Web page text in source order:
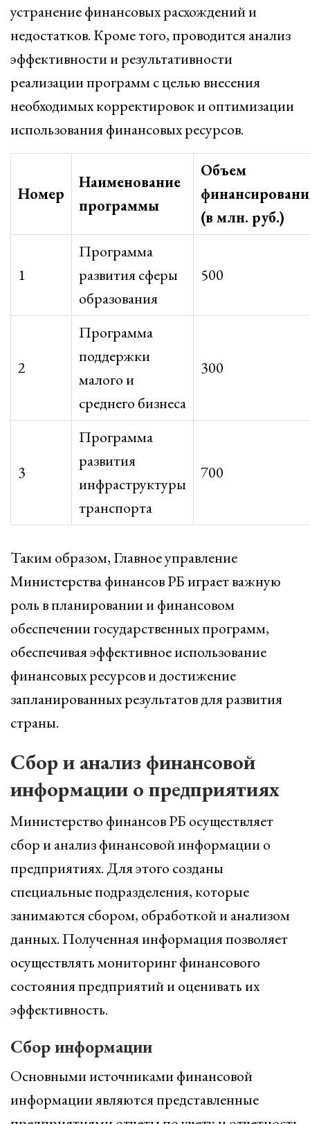
устранение финансовых расхождений и
недостатков. Кроме того, проводится анализ
эффективности и результативности
реализации программ с целью внесения
необходимых корректировок и оптимизации
использования финансовых ресурсов.
Номер
Наименование
программы
Объем
(в млн. руб.)
1
Программа
развития сферы
образования
500
2
Программа
поддержки
малого и
среднего бизнеса
300
3
Программа
развития
инфраструктуры
транспорта
700
Таким образом, Главное управление
Министерства финансов РБ играет важную
роль в планировании и финансовом
обеспечении государственных программ,
обеспечивая эффективное использование
финансовых ресурсов и достижение
запланированных результатов для развития
страны.
Сбор и анализ финансовой
информации о предприятиях
Министерство финансов РБ осуществляет
сбор и анализ финансовой информации о
предприятиях. Для этого созданы
специальные подразделения, которые
занимаются сбором, обработкой и анализом
данных. Полученная информация позволяет
осуществлять мониторинг финансового
состояния предприятий и оценивать их
эффективность.
Сбор информации
Основными источниками финансовой
информации являются представленные